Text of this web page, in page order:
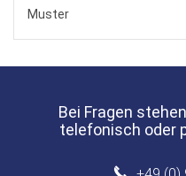
Muster
Bei Fragen
telefonisch oder